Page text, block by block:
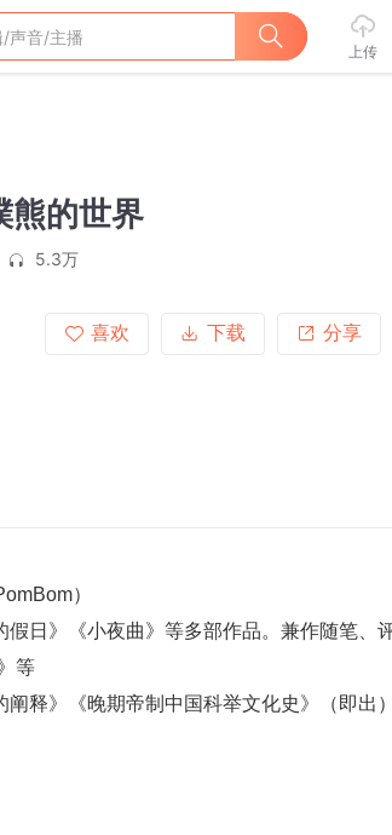
上传
熊的世界
5.3万
喜欢
下载 分享
）
日》《小夜曲》等多部作品。兼作随笔、
等
释》《晚期帝制中国科举文化史》（即出）